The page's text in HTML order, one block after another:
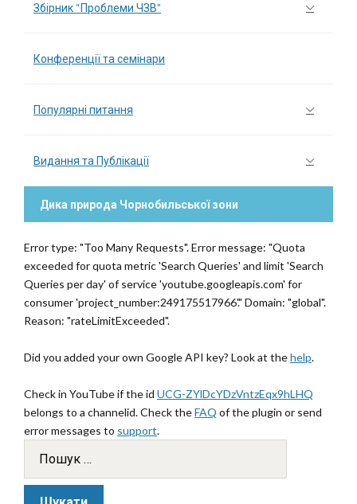
Збірник “Проблеми ЧЗВ”
Конференції та семінари
Популярні питання
Видання та Публікації
Дика природа Чорнобильської зони
Error type: "Too Many Requests". Error message: "Quota
exceeded for quota metric 'Search Queries' and limit 'Search
Queries per day' of service 'youtube.googleapis.com' for
consumer 'project_number:249175517966'." Domain: "global".
Reason: "rateLimitExceeded".
Did you added your own Google API key? Look at thehelp.
Check in YouTube if the id UCG-ZYlDcYDzVntzEqx9hLHQ
belongs to a channelid. Check theFAQ of the plugin or send
error messages to support.